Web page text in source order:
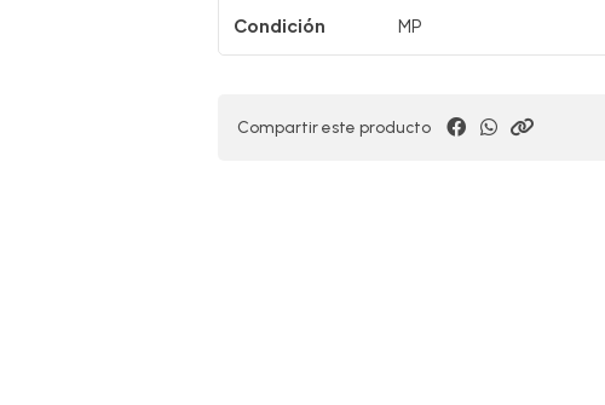
Condición MP
Compartir este producto